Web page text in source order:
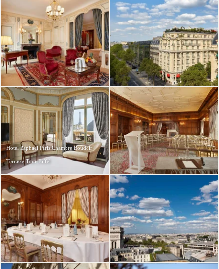
Hotel Raphael Paris Chambre Boudoir
Terrasse Tour Eiffel